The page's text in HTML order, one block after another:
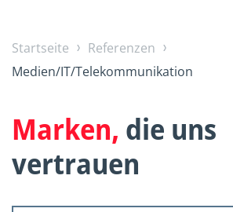
Startseite
Referenzen
Medien/IT/Telekommunikation
Marken, die uns
vertrauen